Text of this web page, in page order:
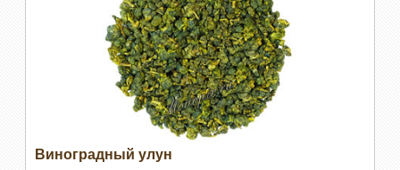
Виноградный улун